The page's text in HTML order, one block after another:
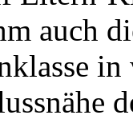
auch